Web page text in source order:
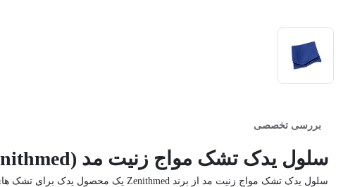
بررسی تخصصی
سلول یدک تشک مواج زنیت مد (Zenithmed)
سلول یدک تشک مواج زنیت مد از برند Zenithmed یک محصول یدک برای تشک های مواج است که در صورت سوراخ شدن سلول تشک کاربرد دارد.